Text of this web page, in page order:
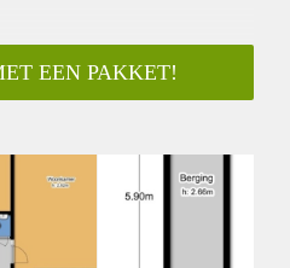
van de Eigenaar
van de Eigenaar
EEN PAKKET!